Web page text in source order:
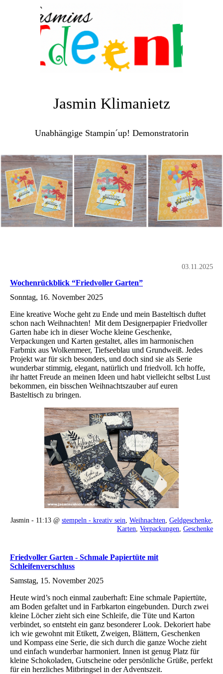
Jasmin Klimanietz
Unabhängige Stampin´up! Demonstratorin
03.11.2025
Wochenrückblick “Friedvoller Garten”
Sonntag, 16. November 2025
Eine kreative Woche geht zu Ende und mein Basteltisch duftet
schon nach Weihnachten! Mit dem Designerpapier Friedvoller
Garten habe ich in dieser Woche kleine Geschenke,
Verpackungen und Karten gestaltet, alles im harmonischen
Farbmix aus Wolkenmeer, Tiefseeblau und Grundweiß. Jedes
Projekt war für sich besonders, und doch sind sie als Serie
wunderbar stimmig, elegant, natürlich und friedvoll. Ich hoffe,
ihr hattet Freude an meinen Ideen und habt vielleicht selbst Lust
bekommen, ein bisschen Weihnachtszauber auf euren
Basteltisch zu bringen.
Jasmin - 11:13 @ stempeln - kreativ sein Weihnachten Geldgeschenke
Karten Verpackungen Geschenke
Friedvoller Garten - Schmale Papiertüte mit
Schleifenverschluss
Samstag, 15. November 2025
Heute wird’s noch einmal zauberhaft: Eine schmale Papiertüte,
am Boden gefaltet und in Farbkarton eingebunden. Durch zwei
kleine Löcher zieht sich eine Schleife, die Tüte und Karton
verbindet, so entsteht ein ganz besonderer Look. Dekoriert habe
ich wie gewohnt mit Etikett, Zweigen, Blättern, Geschenken
und Kompass eine Serie, die sich durch die ganze Woche zieht
und einfach wunderbar harmoniert. Innen ist genug Platz für
kleine Schokoladen, Gutscheine oder persönliche Grüße, perfekt
für ein herzliches Mitbringsel in der Adventszeit.